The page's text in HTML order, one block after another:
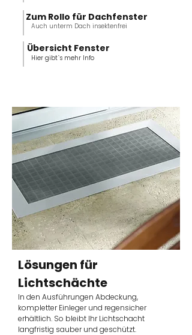
Auch unterm Dach insektenfrei
Zum Rollo für Dachfenster
Hier gibt`s mehr Info
Übersicht Fenster
Lösungen für
Lichtschächte
In den Ausführungen Abdeckung,
kompletter Einleger und regensicher
erhältlich. So bleibt Ihr Lichtschacht
langfristig sauber und geschützt.